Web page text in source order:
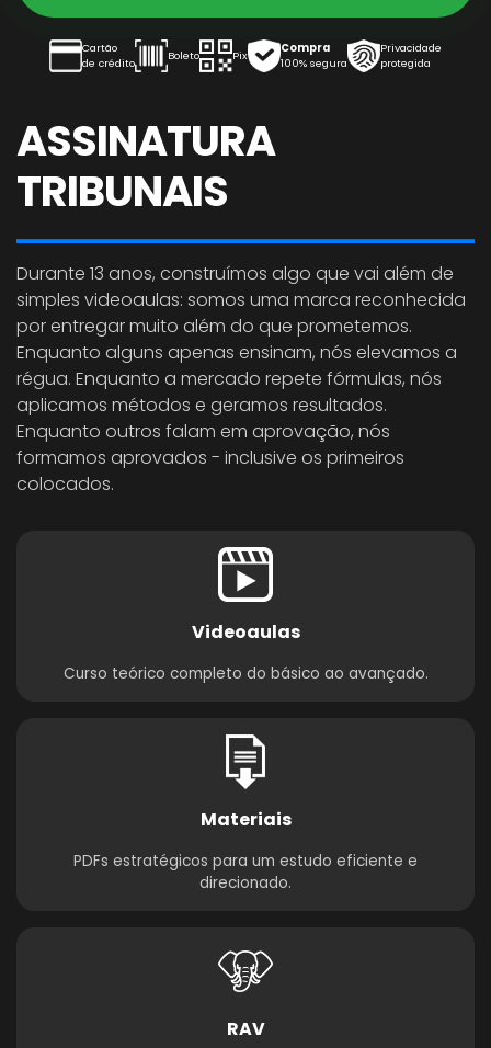
ASSINATURA
TRIBUNAIS
Durante 13 anos, construímos algo que vai além de
simples videoaulas: somos uma marca reconhecida
por entregar muito além do que prometemos.
Enquanto alguns apenas ensinam, nós elevamos a
régua. Enquanto a mercado repete fórmulas, nós
aplicamos métodos e geramos resultados.
Enquanto outros falam em aprovação, nós
formamos aprovados - inclusive os primeiros
colocados.
Videoaulas
Curso teórico completo do básico ao avançado.
Materiais
PDFs estratégicos para um estudo eficiente e
direcionado.
RAV
Cartão
de crédito
Boleto Pix
Compra
100% segura
Privacidade
protegida